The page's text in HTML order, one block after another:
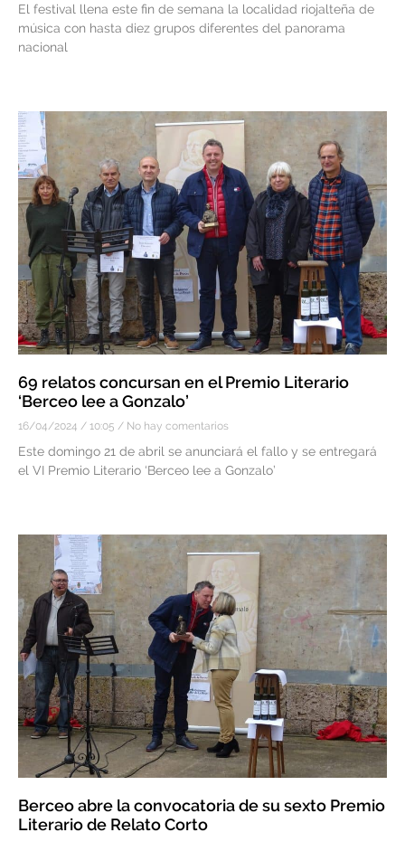
El festival llena este fin de semana la localidad riojalteña de
música con hasta diez grupos diferentes del panorama
nacional
69 relatos concursan en el Premio Literario
‘Berceo lee a Gonzalo’
16/04/2024 10:05 No hay comentarios
Este domingo 21 de abril se anunciará el fallo y se entregará
el VI Premio Literario ‘Berceo lee a Gonzalo’
Berceo abre la convocatoria de su sexto Premio
Literario de Relato Corto